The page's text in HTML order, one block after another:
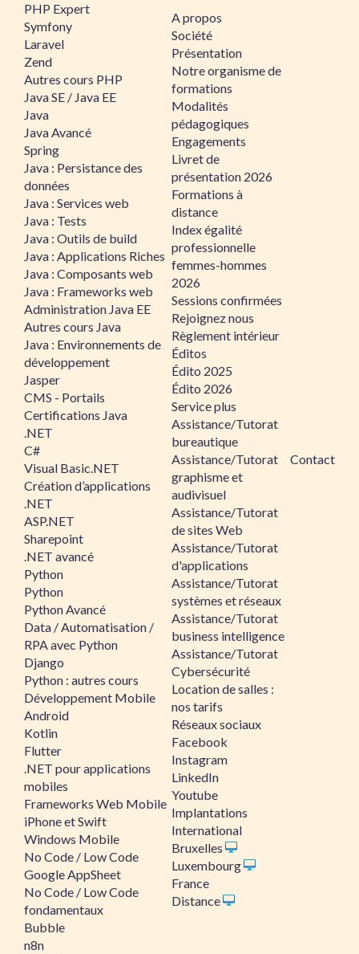
PHP Expert
Symfony
Laravel
Zend
Autres cours PHP
Java SE / Java EE
Java
Java Avancé
Spring
Java : Persistance des
données
Java : Services web
Java : Tests
Java : Outils de build
Java : Applications Riches
Java : Composants web
Java : Frameworks web
Administration Java EE
Autres cours Java
Java : Environnements de
développement
Jasper
CMS - Portails
Certifications Java
.NET
C#
Visual Basic.NET
Création d’applications
.NET
ASP.NET
Sharepoint
.NET avancé
Python
Python
Python Avancé
Data / Automatisation /
RPA avec Python
Django
Python : autres cours
Développement Mobile
Android
Kotlin
Flutter
.NET pour applications
mobiles
Frameworks Web Mobile
iPhone et Swift
Windows Mobile
No Code / Low Code
Google AppSheet
No Code / Low Code
fondamentaux
Bubble
n8n
A propos
Société
Présentation
Notre organisme de
formations
Modalités
pédagogiques
Engagements
Livret de
présentation 2026
Formations à
distance
Index égalité
professionnelle
femmes-hommes
2026
Sessions confirmées
Rejoignez nous
Règlement intérieur
Éditos
Édito 2025
Édito 2026
Service plus
Assistance/Tutorat
bureautique
Assistance/Tutorat
graphisme et
audivisuel
Assistance/Tutorat
de sites Web
Assistance/Tutorat
d'applications
Assistance/Tutorat
systèmes et réseaux
Assistance/Tutorat
business intelligence
Assistance/Tutorat
Cybersécurité
Location de salles :
nos tarifs
Réseaux sociaux
Facebook
Instagram
LinkedIn
Youtube
Implantations
International
Bruxelles
Luxembourg
France
Distance
Contact